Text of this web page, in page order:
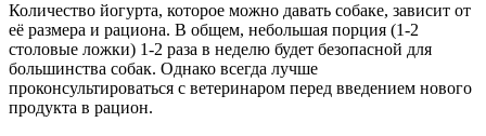
Количество йогурта, которое можно давать собаке, зависит от
её размера и рациона. В общем, небольшая порция (1-2
столовые ложки) 1-2 раза в неделю будет безопасной для
большинства собак. Однако всегда лучше
проконсультироваться с ветеринаром перед введением нового
продукта в рацион.